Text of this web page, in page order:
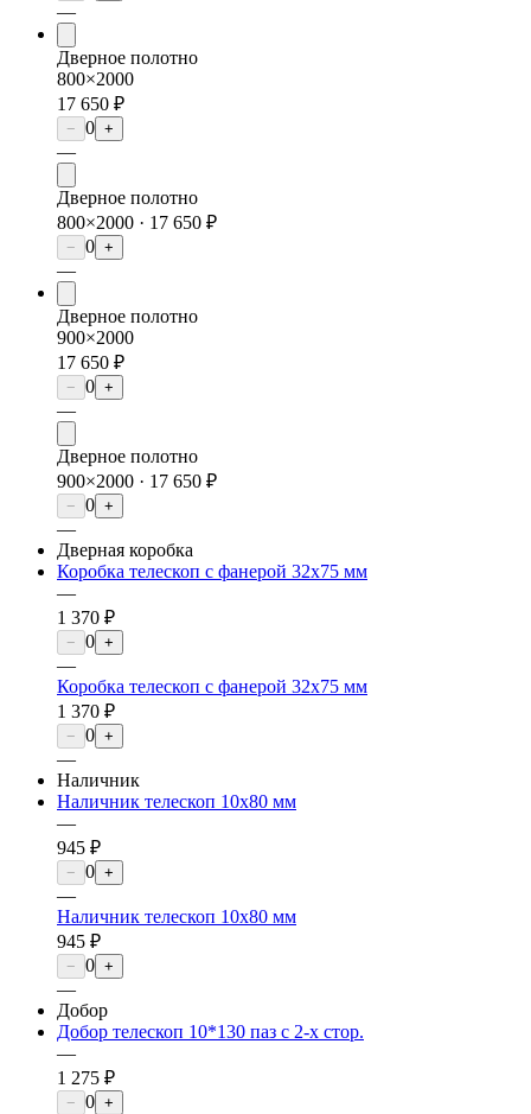
—
Дверное полотно
800×2000
17 650 ₽
− 0 +
—
Дверное полотно
800×2000 · 17 650 ₽
− 0 +
—
Дверное полотно
900×2000
17 650 ₽
− 0 +
—
Дверное полотно
900×2000 · 17 650 ₽
− 0 +
—
Дверная коробка
Коробка телескоп с фанерой 32х75 мм
—
1 370 ₽
− 0 +
—
Коробка телескоп с фанерой 32х75 мм
1 370 ₽
− 0 +
—
Наличник
Наличник телескоп 10х80 мм
—
945 ₽
− 0 +
—
Наличник телескоп 10х80 мм
945 ₽
− 0 +
—
Добор
Добор телескоп 10*130 паз с 2-х стор.
—
1 275 ₽
− 0 +